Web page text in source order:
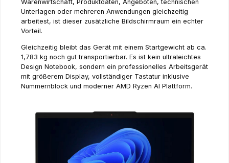
Warenwirtschaft, Produktdaten, Angeboten, technischen
Unterlagen oder mehreren Anwendungen gleichzeitig
arbeitest, ist dieser zusätzliche Bildschirmraum ein echter
Vorteil.
Gleichzeitig bleibt das Gerät mit einem Startgewicht ab ca.
1,783 kg noch gut transportierbar. Es ist kein ultraleichtes
Design Notebook, sondern ein professionelles Arbeitsgerät
mit größerem Display, vollständiger Tastatur inklusive
Nummernblock und moderner AMD Ryzen AI Plattform.